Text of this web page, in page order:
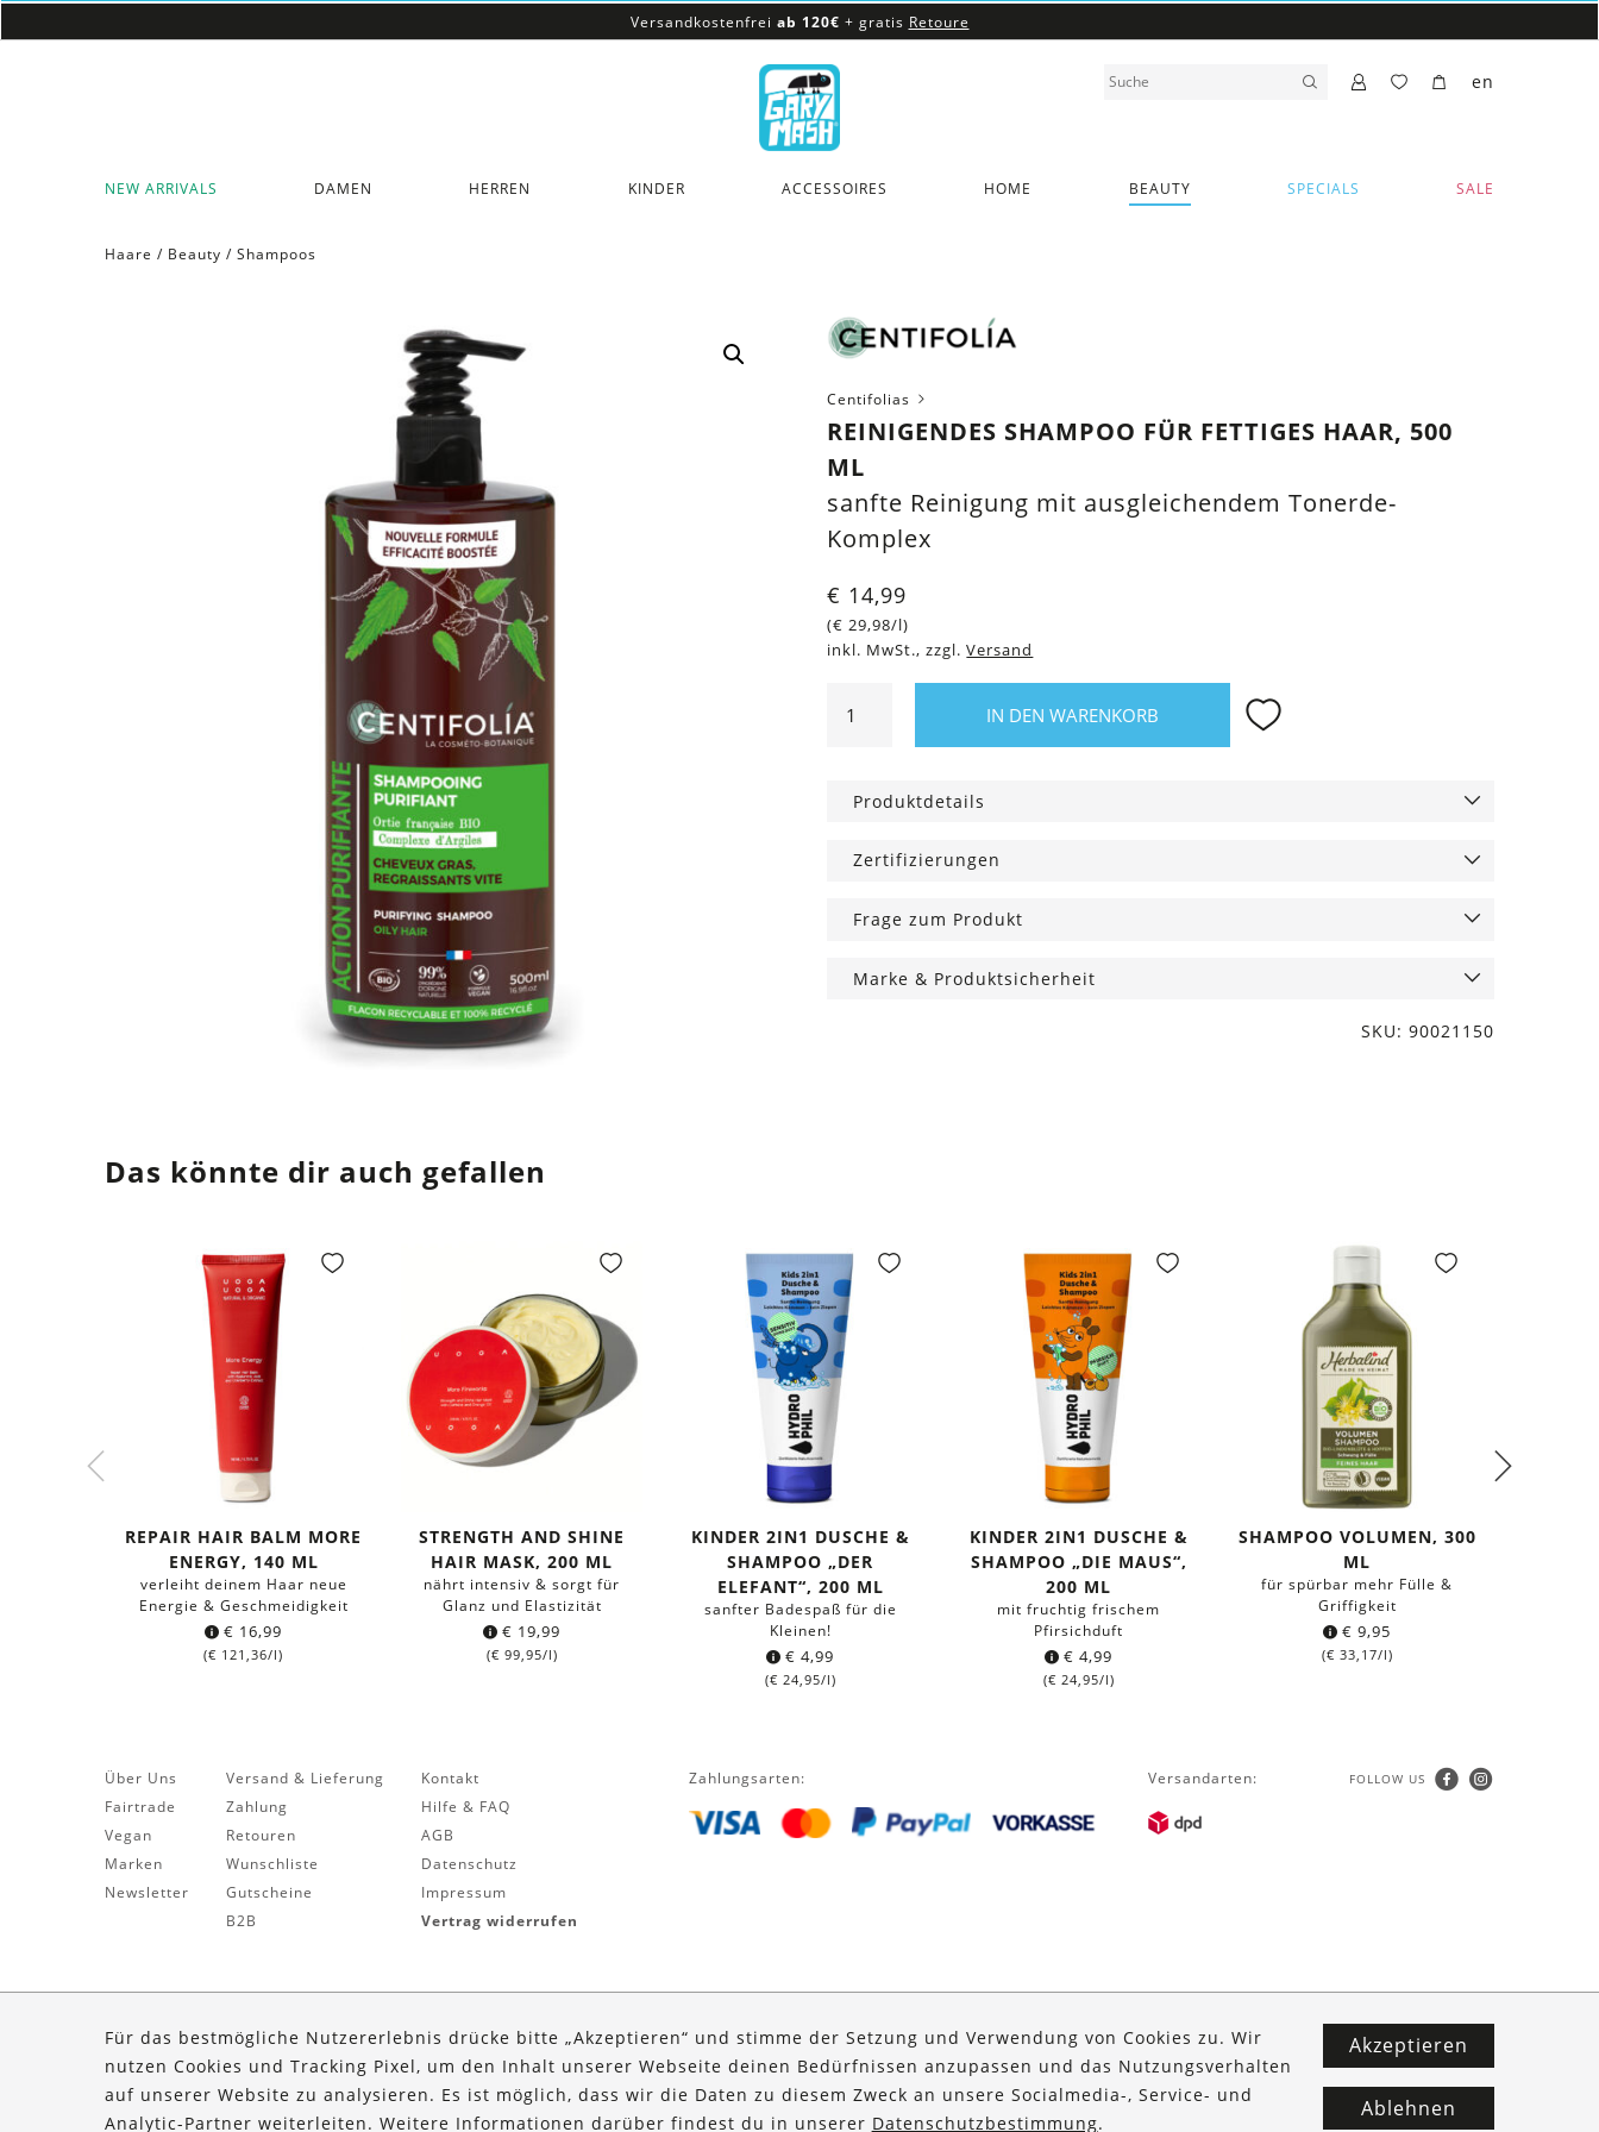
Versandkostenfrei ab 120€ + gratis Retoure
Versandkostenfreiab 120€
NEW ARRIVALS DAMEN HERREN KINDER ACCESSOIRES HOME BEAUTY SPECIALS SALE
en
Haare / Beauty / Shampoos
Centifolias
REINIGENDES SHAMPOO FÜR FETTIGES HAAR, 500
ML
sanfte Reinigung mit ausgleichendem Tonerde-
Komplex
€ 14,99
(€ 29,98/l)
inkl. MwSt., zzgl. Versand
Shampoo
Haar,
IN DEN WARENKORB
Produktdetails
Zertifizierungen
Frage zum Produkt
Marke & Produktsicherheit
SKU: 90021150
Das könnte dir auch gefallen
REPAIR HAIR BALM MORE
ENERGY, 140 ML
verleiht deinem Haar neue
Energie & Geschmeidigkeit
€ 16,99
(€ 121,36/l)
STRENGTH AND SHINE
HAIR MASK, 200 ML
nährt intensiv & sorgt für
Glanz und Elastizität
€ 19,99
(€ 99,95/l)
KINDER 2IN1 DUSCHE &
SHAMPOO „DER
ELEFANT“, 200 ML
sanfter Badespaß für die
Kleinen!
€ 4,99
(€ 24,95/l)
KINDER 2IN1 DUSCHE &
SHAMPOO „DIE MAUS“,
200 ML
mit fruchtig frischem
Pfirsichduft
€ 4,99
(€ 24,95/l)
SHAMPOO VOLUMEN, 300
ML
für spürbar mehr Fülle &
Griffigkeit
€ 9,95
(€ 33,17/l)
Über Uns
Fairtrade
Vegan
Marken
Newsletter
Versand & Lieferung
Zahlung
Retouren
Wunschliste
Gutscheine
B2B
Kontakt
Hilfe & FAQ
AGB
Datenschutz
Impressum
Vertrag widerrufen
Zahlungsarten: Versandarten: FOLLOW US
Für das bestmögliche Nutzererlebnis drücke bitte „Akzeptieren“ und stimme der Setzung und Verwendung von Cookies zu. Wir
nutzen Cookies und Tracking Pixel, um den Inhalt unserer Webseite deinen Bedürfnissen anzupassen und das Nutzungsverhalten
auf unserer Website zu analysieren. Es ist möglich, dass wir die Daten zu diesem Zweck an unsere Socialmedia-, Service- und
Analytic-Partner weiterleiten. Weitere Informationen darüber findest du in unserer Datenschutzbestimmung.
Akzeptieren
Ablehnen